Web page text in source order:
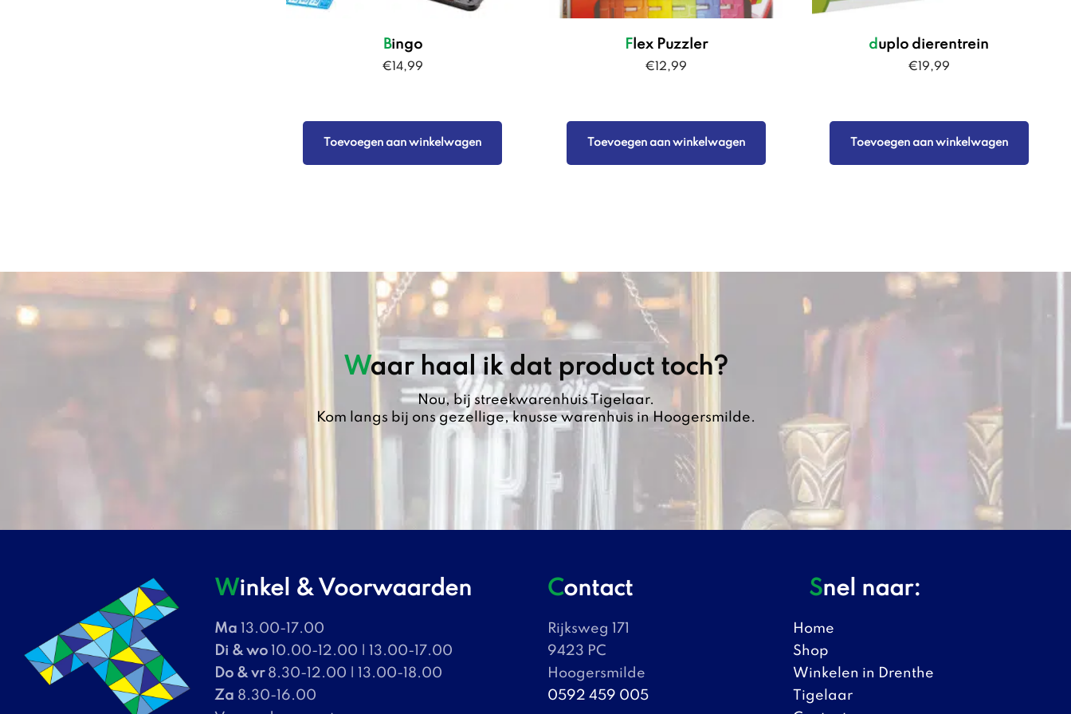
Bingo
€ 14,99
Toevoegen aan winkelwagen
Flex Puzzler
€ 12,99
Toevoegen aan winkelwagen
duplo dierentrein
€ 19,99
Toevoegen aan winkelwagen
Waar haal ik dat product toch?
Nou, bij streekwarenhuis Tigelaar.
Kom langs bij ons gezellige, knusse warenhuis in Hoogersmilde.
Winkel & Voorwaarden
Ma 13.00-17.00
Di & wo10.00-12.00 | 13.00-17.00
Do & vr8.30-12.00 | 13.00-18.00
Za 8.30-16.00
Contact
Rijksweg 171
9423 PC
Hoogersmilde
0592 459 005
Snel naar:
Home
Shop
Winkelen in Drenthe
Tigelaar